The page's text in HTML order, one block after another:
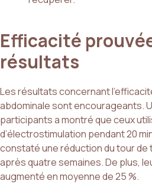
Efficacité
résultats
Les résultats concernant
abdominale sont encourageants.
participants a montré que ceux
d’électrostimulation pendant 20
constaté une réduction du tour de
après quatre semaines. De plus,
augmenté en moyenne de 25 %.